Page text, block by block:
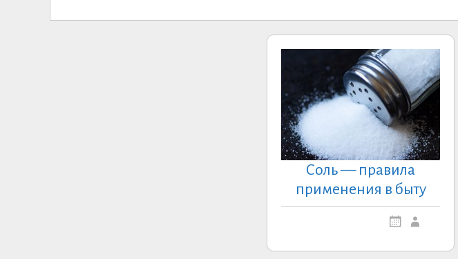
Соль — правила
применения в быту